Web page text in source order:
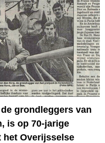
grondleggers van
is op 70-jarige
het Overijsselse